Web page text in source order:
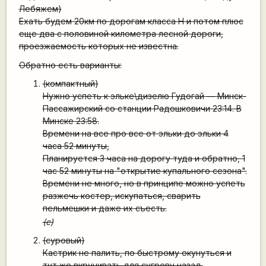
Лебяжем)
Ехать будем 20км по дорогам класса Н и потом плюс
еще два с половиной километра лесной дороги,
проезжаемость которых не известна.
Обратно есть варианты:
(компактный)
Нужно успеть к эльке\дизелю Гудогай — Минск-
Пассажирский со станции Радошковичи 23:14. В
Минске 23:58.
Времени на все про все от эльки до эльки 4
часа 52 минуты,
Планируется 3 часа на дорогу туда и обратно, 1
час 52 минуты на "открытие купального сезона".
Времени не много, но в принципе можно успеть
разжечь костер, искупаться, сварить
пельмешки и даже их съесть.
(c)
(суровый)
Кастрик не палить, по быстрому окунуться и